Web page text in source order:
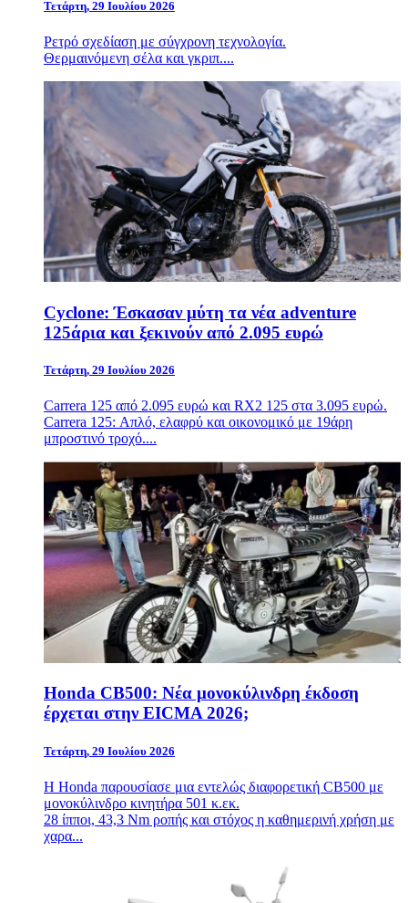
Τετάρτη, 29 Ιουλίου 2026
Ρετρό σχεδίαση με σύγχρονη τεχνολογία.
Θερμαινόμενη σέλα και γκριπ....
Cyclone: Έσκασαν μύτη τα νέα adventure
125άρια και ξεκινούν από 2.095 ευρώ
Τετάρτη, 29 Ιουλίου 2026
Carrera 125 από 2.095 ευρώ και RX2 125 στα 3.095 ευρώ.
Carrera 125: Απλό, ελαφρύ και οικονομικό με 19άρη
μπροστινό τροχό....
Honda CB500: Νέα μονοκύλινδρη έκδοση
έρχεται στην EICMA 2026;
Τετάρτη, 29 Ιουλίου 2026
Η Honda παρουσίασε μια εντελώς διαφορετική CB500 με
μονοκύλινδρο κινητήρα 501 κ.εκ.
28 ίπποι, 43,3 Nm ροπής και στόχος η καθημερινή χρήση με
χαρα...